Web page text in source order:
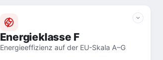
Energieklasse F
Energieeffizienz auf der EU-Skala A–G